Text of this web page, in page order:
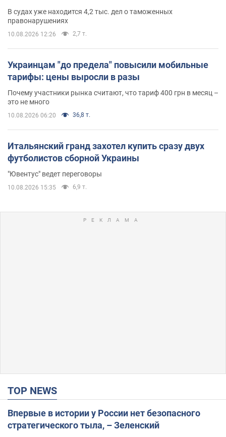
В судах уже находится 4,2 тыс. дел о таможенных
правонарушениях
10.08.2026 12:26 2,7 т.
Украинцам "до предела" повысили мобильные
тарифы: цены выросли в разы
Почему участники рынка считают, что тариф 400 грн в месяц –
это не много
10.08.2026 06:20 36,8 т.
Итальянский гранд захотел купить сразу двух
футболистов сборной Украины
"Ювентус" ведет переговоры
10.08.2026 15:35 6,9 т.
TOP NEWS
Впервые в истории у России нет безопасного
стратегического тыла, – Зеленский